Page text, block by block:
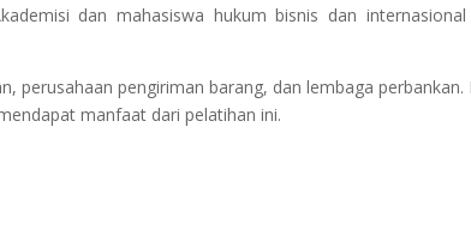
dan mahasiswa hukum bisnis dan
perusahaan pengiriman barang, dan lembaga perbankan.
manfaat dari pelatihan ini.